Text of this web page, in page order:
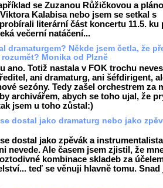
se Zuzanou Růžičkovou a
Kalabisa nebo jsem se setkal s
literární část koncertu 11.5. ku
večerní natáčení...
dramaturgem? Někde jsem četla, že
Monika od Plzně
ano. Totiž nastala v FOK trochu
ani dramaturg, ani šéfdirigent,
sezóny. Tedy zašel orchestrem za
archivářem, abych se toho ujal, že
jsem u toho zůstal:)
dostal jako dramaturg nebo jako
dostal jako zpěvák a
nevede. Ale časem jsem zjistil, že
kombinace skladeb za
teď se věnuji hlavně tomu. Snad